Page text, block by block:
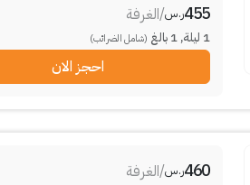
455ر.س/الغرفة
1 ليلة,
1 بالغ (شامل الضرائب)
احجز الان
460ر.س/الغرفة